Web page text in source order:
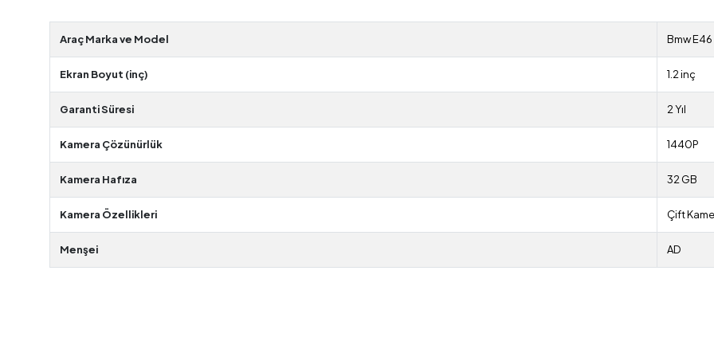
Araç Marka ve Model Bmw E46
Ekran Boyut (inç) 1.2 inç
Garanti Süresi 2 Yıl
Kamera Çözünürlük 1440P
Kamera Hafıza 32 GB
Kamera Özellikleri Çift
Menşei AD